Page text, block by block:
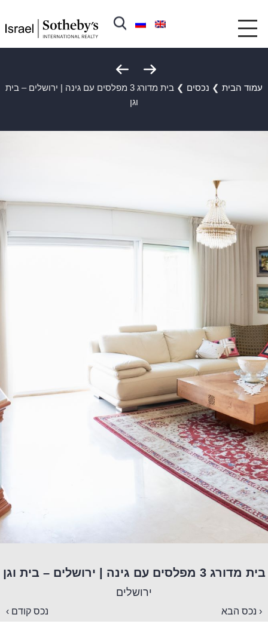
עמוד הבית ❯ נכסים ❯
בית מדורג 3 מפלסים עם גינה | ירושלים – בית
וגן
בית מדורג 3 מפלסים עם גינה | ירושלים – בית וגן
ירושלים
‹ נכס הבא נכס קודם ›